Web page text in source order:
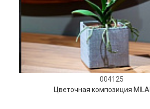
004125
Цветочная композиция